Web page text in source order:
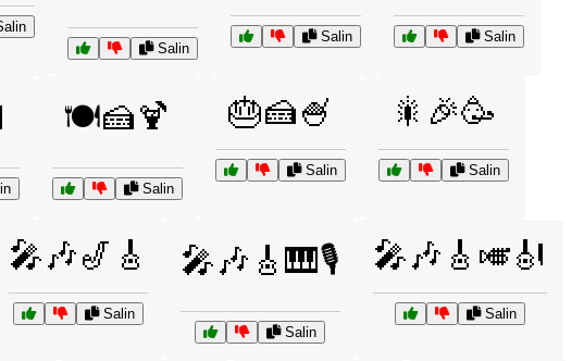
Salin
Salin Salin
🍽️🍰🍹
Salin
🎂🍰🍧
Salin
🎇🎉🥳
Salin
🎤🎶🎷🎸
Salin
🎤🎶🎸🎹🎙️
Salin
🎤🎶🎸🎺🎻
Salin